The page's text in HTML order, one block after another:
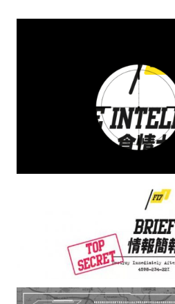
水区
公会活动
信息发布
私家厨房